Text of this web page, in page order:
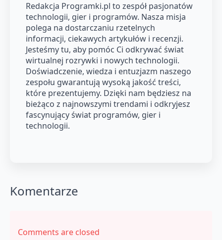
Redakcja Programki.pl to zespół pasjonatów
technologii, gier i programów. Nasza misja
polega na dostarczaniu rzetelnych
informacji, ciekawych artykułów i recenzji.
Jesteśmy tu, aby pomóc Ci odkrywać świat
wirtualnej rozrywki i nowych technologii.
Doświadczenie, wiedza i entuzjazm naszego
zespołu gwarantują wysoką jakość treści,
które prezentujemy. Dzięki nam będziesz na
bieżąco z najnowszymi trendami i odkryjesz
fascynujący świat programów, gier i
technologii.
Komentarze
Comments are closed